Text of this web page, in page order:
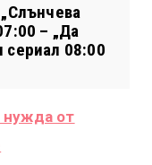
– „Да
08:00
от